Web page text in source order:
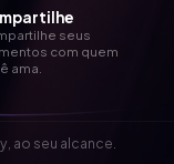
seus
com quem
ama.
ao seu alcance.